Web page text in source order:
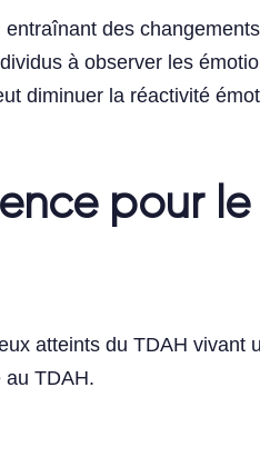
des
à observer les
diminuer la réactivité
pour le
atteints du TDAH vivant
au TDAH.